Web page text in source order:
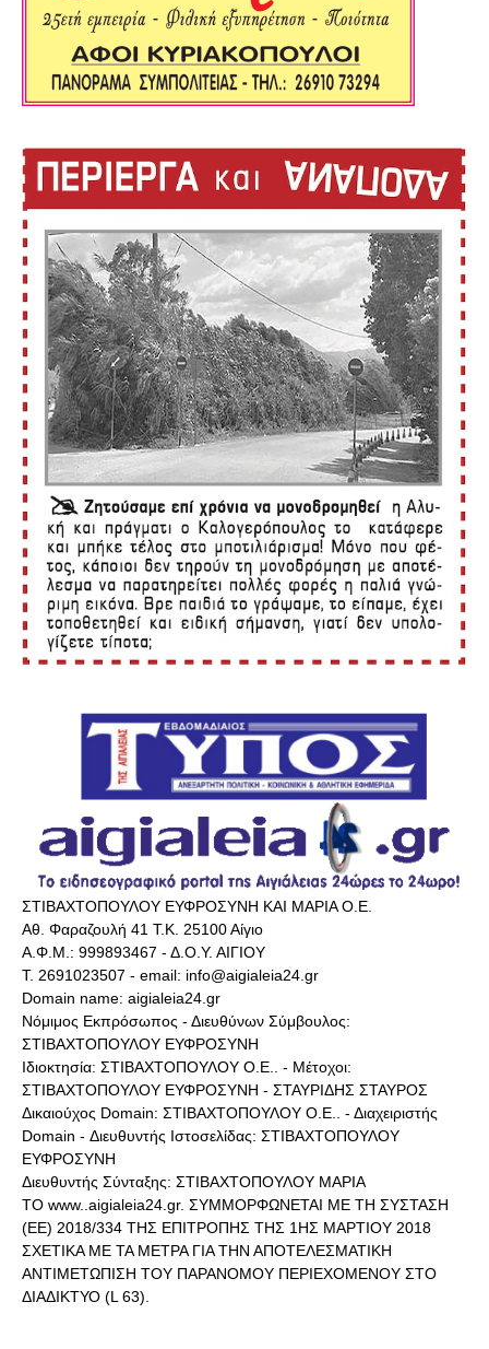
ΣΤΙΒΑΧΤΟΠΟΥΛΟΥ ΕΥΦΡΟΣΥΝΗ ΚΑΙ ΜΑΡΙΑ Ο.Ε.
Αθ. Φαραζουλή 41 Τ.Κ. 25100 Αίγιο
Α.Φ.Μ.: 999893467 - Δ.Ο.Υ. ΑΙΓΙΟΥ
Τ. 2691023507 - email: info@aigialeia24.gr
Domain name: aigialeia24.gr
Νόμιμος Εκπρόσωπος - Διευθύνων Σύμβουλος:
ΣΤΙΒΑΧΤΟΠΟΥΛΟΥ ΕΥΦΡΟΣΥΝΗ
Ιδιοκτησία: ΣΤΙΒΑΧΤΟΠΟΥΛΟΥ Ο.Ε.. - Μέτοχοι:
ΣΤΙΒΑΧΤΟΠΟΥΛΟΥ ΕΥΦΡΟΣΥΝΗ - ΣΤΑΥΡΙΔΗΣ ΣΤΑΥΡΟΣ
Δικαιούχος Domain: ΣΤΙΒΑΧΤΟΠΟΥΛΟΥ Ο.Ε.. - Διαχειριστής
Domain - Διευθυντής Ιστοσελίδας: ΣΤΙΒΑΧΤΟΠΟΥΛΟΥ
ΕΥΦΡΟΣΥΝΗ
Διευθυντής Σύνταξης: ΣΤΙΒΑΧΤΟΠΟΥΛΟΥ ΜΑΡΙΑ
ΤΟ www..aigialeia24.gr. ΣΥΜΜΟΡΦΩΝΕΤΑΙ ΜΕ ΤΗ ΣΥΣΤΑΣΗ
(ΕΕ) 2018/334 ΤΗΣ ΕΠΙΤΡΟΠΗΣ ΤΗΣ 1ΗΣ ΜΑΡΤΙΟΥ 2018
ΣΧΕΤΙΚΑ ΜΕ ΤΑ ΜΕΤΡΑ ΓΙΑ ΤΗΝ ΑΠΟΤΕΛΕΣΜΑΤΙΚΗ
ΑΝΤΙΜΕΤΩΠΙΣΗ ΤΟΥ ΠΑΡΑΝΟΜΟΥ ΠΕΡΙΕΧΟΜΕΝΟΥ ΣΤΟ
ΔΙΑΔΙΚΤΥΟ (L 63).